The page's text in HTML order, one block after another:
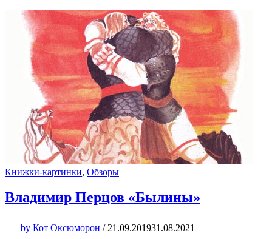
Книжки-картинки, Обзоры
Владимир Перцов «Былины»
by Кот Оксюморон / 21.09.201931.08.2021